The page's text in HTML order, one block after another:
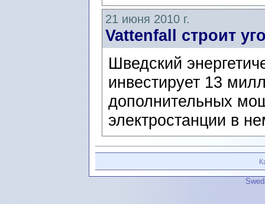
21 июня 2010 г.
Vattenfall строит
Шведский
инвестирует 13
дополнительных
электростанции в